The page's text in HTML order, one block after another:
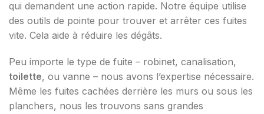
qui demandent une action rapide. Notre équipe utilise
des outils de pointe pour trouver et arrêter ces fuites
vite. Cela aide à réduire les dégâts.
Peu importe le type de fuite – robinet, canalisation,
toilette, ou vanne – nous avons l’expertise nécessaire.
Même les fuites cachées derrière les murs ou sous les
planchers, nous les trouvons sans grandes